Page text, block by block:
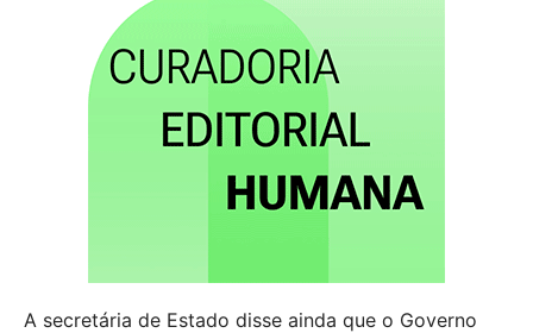
A secretária de Estado disse ainda que o Governo